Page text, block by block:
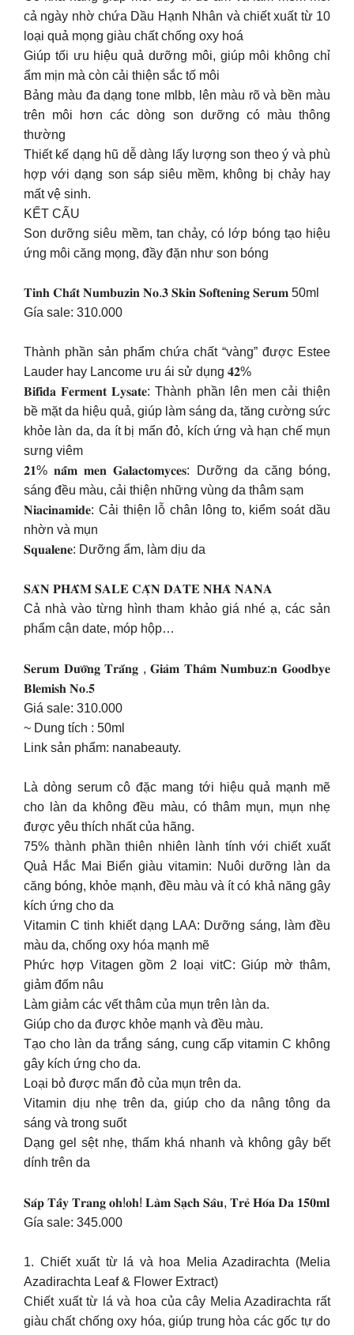
cả ngày nhờ chứa Dầu Hạnh Nhân và chiết xuất từ 10
loại quả mọng giàu chất chống oxy hoá
Giúp tối ưu hiệu quả dưỡng môi, giúp môi không chỉ
ẩm mịn mà còn cải thiện sắc tố môi
Bảng màu đa dạng tone mlbb, lên màu rõ và bền màu
trên môi hơn các dòng son dưỡng có màu thông
thường
Thiết kế dạng hũ dễ dàng lấy lượng son theo ý và phù
hợp với dạng son sáp siêu mềm, không bị chảy hay
mất vệ sinh.
KẾT CẤU
Son dưỡng siêu mềm, tan chảy, có lớp bóng tạo hiệu
ứng môi căng mọng, đầy đặn như son bóng
𝐓𝐢𝐧𝐡 𝐂𝐡𝐚̂́𝐭 𝐍𝐮𝐦𝐛𝐮𝐳𝐢𝐧 𝐍𝐨.𝟑 𝐒𝐤𝐢𝐧 𝐒𝐨𝐟𝐭𝐞𝐧𝐢𝐧𝐠 𝐒𝐞𝐫𝐮𝐦 50ml
Gía sale: 310.000
Thành phần sản phẩm chứa chất “vàng” được Estee
Lauder hay Lancome ưu ái sử dụng 𝟒𝟐%
𝐁𝐢𝐟𝐢𝐝𝐚 𝐅𝐞𝐫𝐦𝐞𝐧𝐭 𝐋𝐲𝐬𝐚𝐭𝐞: Thành phần lên men cải thiện
bề mặt da hiệu quả, giúp làm sáng da, tăng cường sức
khỏe làn da, da ít bị mẩn đỏ, kích ứng và hạn chế mụn
sưng viêm
𝟐𝟏% 𝐧𝐚̂́𝐦 𝐦𝐞𝐧 𝐆𝐚𝐥𝐚𝐜𝐭𝐨𝐦𝐲𝐜𝐞𝐬: Dưỡng da căng bóng,
sáng đều màu, cải thiện những vùng da thâm sạm
𝐍𝐢𝐚𝐜𝐢𝐧𝐚𝐦𝐢𝐝𝐞: Cải thiện lỗ chân lông to, kiểm soát dầu
nhờn và mụn
𝐒𝐪𝐮𝐚𝐥𝐞𝐧𝐞: Dưỡng ẩm, làm dịu da
𝐒𝐀̉𝐍 𝐏𝐇𝐀̂̉𝐌 𝐒𝐀𝐋𝐄 𝐂𝐀̣̂𝐍 𝐃𝐀𝐓𝐄 𝐍𝐇𝐀̀ 𝐍𝐀𝐍𝐀
Cả nhà vào từng hình tham khảo giá nhé ạ, các sản
phẩm cận date, móp hộp…
𝐒𝐞𝐫𝐮𝐦 𝐃𝐮̛𝐨̛̃𝐧𝐠 𝐓𝐫𝐚̆́𝐧𝐠 , 𝐆𝐢𝐚̉𝐦 𝐓𝐡𝐚̂𝐦 𝐍𝐮𝐦𝐛𝐮𝐳:𝐧 𝐆𝐨𝐨𝐝𝐛𝐲𝐞
𝐁𝐥𝐞𝐦𝐢𝐬𝐡 𝐍𝐨.𝟓
Giá sale: 310.000
~ Dung tích : 50ml
Link sản phẩm: nanabeauty.
Là dòng serum cô đặc mang tới hiệu quả mạnh mẽ
cho làn da không đều màu, có thâm mụn, mụn nhẹ
được yêu thích nhất của hãng.
75% thành phần thiên nhiên lành tính với chiết xuất
Quả Hắc Mai Biển giàu vitamin: Nuôi dưỡng làn da
căng bóng, khỏe mạnh, đều màu và ít có khả năng gây
kích ứng cho da
Vitamin C tinh khiết dạng LAA: Dưỡng sáng, làm đều
màu da, chống oxy hóa mạnh mẽ
Phức hợp Vitagen gồm 2 loại vitC: Giúp mờ thâm,
giảm đốm nâu
Làm giảm các vết thâm của mụn trên làn da.
Giúp cho da được khỏe mạnh và đều màu.
Tạo cho làn da trắng sáng, cung cấp vitamin C không
gây kích ứng cho da.
Loại bỏ được mẩn đỏ của mụn trên da.
Vitamin dịu nhẹ trên da, giúp cho da nâng tông da
sáng và trong suốt
Dạng gel sệt nhẹ, thấm khá nhanh và không gây bết
dính trên da
𝐒𝐚́𝐩 𝐓𝐚̂̉𝐲 𝐓𝐫𝐚𝐧𝐠 𝐨𝐡!𝐨𝐡! 𝐋𝐚̀𝐦 𝐒𝐚̣𝐜𝐡 𝐒𝐚̂𝐮, 𝐓𝐫𝐞̉ 𝐇𝐨́𝐚 𝐃𝐚 𝟏𝟓𝟎𝐦𝐥
Gía sale: 345.000
1. Chiết xuất từ lá và hoa Melia Azadirachta (Melia
Azadirachta Leaf & Flower Extract)
Chiết xuất từ lá và hoa của cây Melia Azadirachta rất
giàu chất chống oxy hóa, giúp trung hòa các gốc tự do